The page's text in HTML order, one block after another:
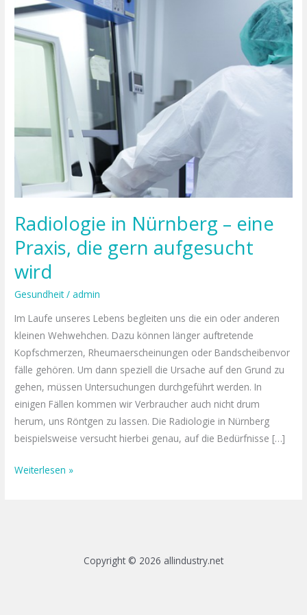
Radiologie in Nürnberg – eine
Praxis, die gern aufgesucht
wird
Gesundheit/admin
Im Laufe unseres Lebens begleiten uns die ein oder anderen
kleinen Wehwehchen. Dazu können länger auftretende
Kopfschmerzen, Rheumaerscheinungen oder Bandscheibenvor
fälle gehören. Um dann speziell die Ursache auf den Grund zu
gehen, müssen Untersuchungen durchgeführt werden. In
einigen Fällen kommen wir Verbraucher auch nicht drum
herum, uns Röntgen zu lassen. Die Radiologie in Nürnberg
beispielsweise versucht hierbei genau, auf die Bedürfnisse […]
Nürnberg
–
eine
aufgesucht
wird
Weiterlesen »
Copyright © 2026 allindustry.net